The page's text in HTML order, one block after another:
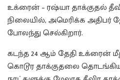
உக்ரைன் – ரஷ்யா தாக்குதல்
நிலையில், அமெரிக்க
போலந்து செல்கிறார்.
கடந்த 24 ஆம் தேதி உக்ரைன்
கொடூர தாக்குதலை